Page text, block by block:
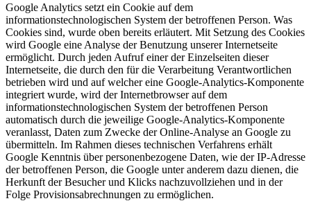
Google Analytics setzt ein Cookie auf dem
informationstechnologischen System der betroffenen Person. Was
Cookies sind, wurde oben bereits erläutert. Mit Setzung des Cookies
wird Google eine Analyse der Benutzung unserer Internetseite
ermöglicht. Durch jeden Aufruf einer der Einzelseiten dieser
Internetseite, die durch den für die Verarbeitung Verantwortlichen
betrieben wird und auf welcher eine Google-Analytics-Komponente
integriert wurde, wird der Internetbrowser auf dem
informationstechnologischen System der betroffenen Person
automatisch durch die jeweilige Google-Analytics-Komponente
veranlasst, Daten zum Zwecke der Online-Analyse an Google zu
übermitteln. Im Rahmen dieses technischen Verfahrens erhält
Google Kenntnis über personenbezogene Daten, wie der IP-Adresse
der betroffenen Person, die Google unter anderem dazu dienen, die
Herkunft der Besucher und Klicks nachzuvollziehen und in der
Folge Provisionsabrechnungen zu ermöglichen.